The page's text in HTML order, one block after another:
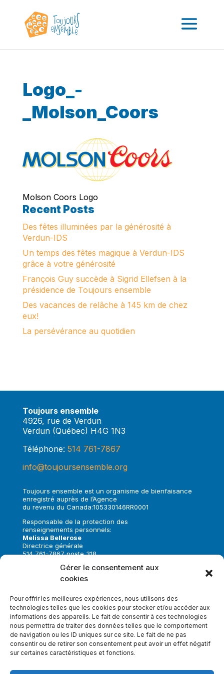
Gérer le consentement aux
cookies
Pour offrir les meilleures expériences, nous utilisons des
technologies telles que les cookies pour stocker et/ou accéder aux
informations des appareils. Le fait de consentir à ces technologies
nous permettra de traiter des données telles que le comportement
de navigation ou les ID uniques sur ce site. Le fait de ne pas
consentir ou de retirer son consentement peut avoir un effet négatif
sur certaines caractéristiques et fonctions.
Logo_-
_Molson_Coors
Molson Coors Logo
Recent Posts
Des fêtes illuminées par la générosité à
Verdun-IDS
Un temps des fêtes magique à Verdun-IDS
grâce à votre générosité
François Guy succède à Sigrid Ellefsen à la
présidence de Toujours ensemble
Des vacances de relâche à 145 km de chez
eux!
La persévérance au quotidien
Toujours ensemble
4926, rue de Verdun
Verdun (Québec) H4G 1N3
Téléphone: 514 761-7867
info@toujoursensemble.org
Toujours ensemble est un organisme de bienfaisance
enregistré auprès de l’Agence
du revenu du Canada:105330146RR0001
Responsable de la protection des
renseignements personnels:
Melissa Bellerose
Directrice générale
514 761-7867 poste 318
Faire un don